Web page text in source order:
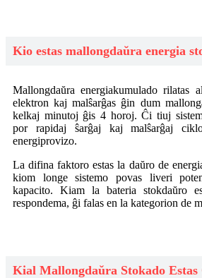
Kio estas mallongdaŭra energia
Mallongdaŭra energiakumulado rilatas
elektron kaj malŝarĝas ĝin dum
kelkaj minutoj ĝis 4 horoj. Ĉi tiuj
por rapidaj ŝarĝaj kaj malŝarĝaj
energiprovizo.
La difina faktoro estas la daŭro de
kiom longe sistemo povas liveri
kapacito. Kiam la bateria stokdaŭro
respondema, ĝi falas en la kategorion de
Kial Mallongdaŭra Stokado Estas